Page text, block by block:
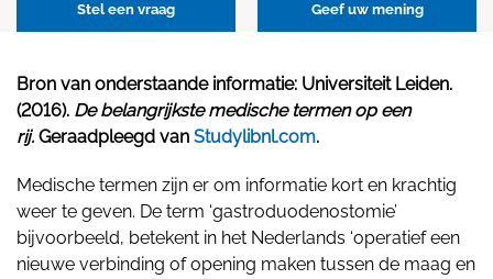
Stel een vraag Geef uw mening
Bron van onderstaande informatie: Universiteit Leiden.
(2016). De belangrijkste medische termen op een
rij. Geraadpleegd van Studylibnl.com.
Medische termen zijn er om informatie kort en krachtig
weer te geven. De term ‘gastroduodenostomie’
bijvoorbeeld, betekent in het Nederlands ‘operatief een
nieuwe verbinding of opening maken tussen de maag en